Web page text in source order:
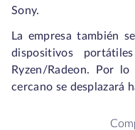
Sony.
La empresa también
dispositivos
Ryzen/Radeon. Por
cercano se desplazará